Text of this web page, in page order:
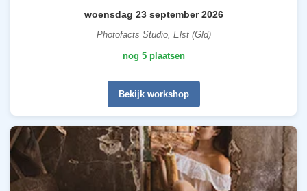
woensdag 23 september 2026
Photofacts Studio, Elst (Gld)
nog 5 plaatsen
Bekijk workshop